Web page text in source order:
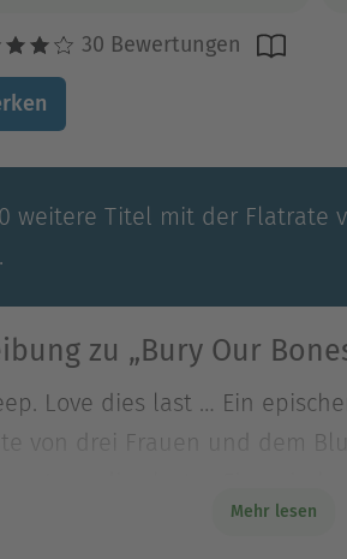
30 Bewertungen
weitere Titel mit der Flatrate
zu „Bury Our
Love dies last … Ein
von drei Frauen und dem
von drei Frauen und dem
Mehr lesen